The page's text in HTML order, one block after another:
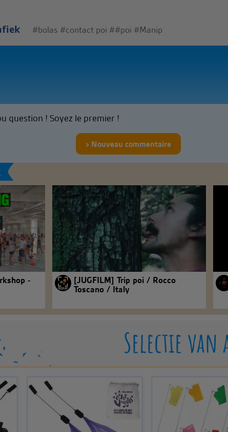
#bolas #contact poi ##poi #Manip
question ! Soyez le premier !
Nouveau commentaire
-
[JUGFILM] Trip poi / Rocco
Toscano / Italy
Selectie